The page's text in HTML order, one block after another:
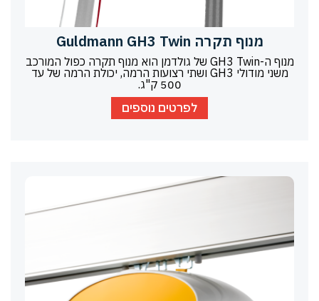
מנוף תקרה Guldmann GH3 Twin
מנוף ה-GH3 Twin של גולדמן הוא מנוף תקרה כפול המורכב
משני מודולי GH3 ושתי רצועות הרמה, יכולת הרמה של עד
500 ק"ג.
לפרטים נוספים